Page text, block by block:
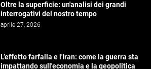
Oltre la superficie: un'analisi dei grandi
interrogativi del nostro tempo
aprile 27, 2026
L’effetto farfalla e l'Iran: come la guerra sta
impattando sull'economia e la geopolitica